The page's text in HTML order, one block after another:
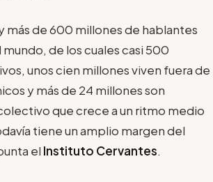
más de 600 millones de hablantes
de los cuales casi 500
unos cien millones viven fuera de
y más de 24 millones son
que crece a un ritmo medio
tiene un amplio margen del
el Instituto Cervantes.